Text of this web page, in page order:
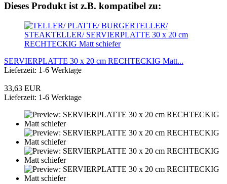
Dieses Produkt ist z.B. kompatibel zu:
SERVIERPLATTE 30 x 20 cm RECHTECKIG Matt...
Lieferzeit: 1-6 Werktage
33,63 EUR
Lieferzeit: 1-6 Werktage